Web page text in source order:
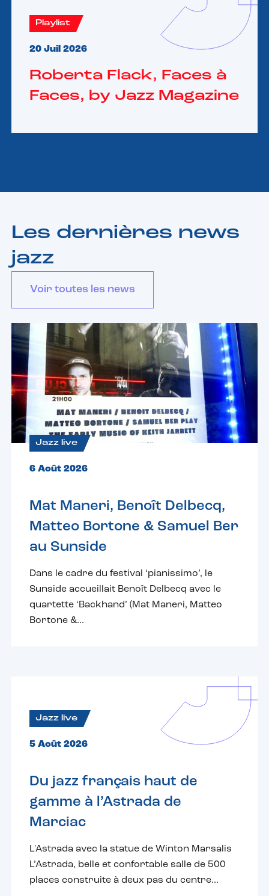
Playlist
20 Juil 2026
Roberta Flack, Faces à
Faces, by Jazz Magazine
Les dernières news
jazz
Voir toutes les news
Jazz live
6 Août 2026
Mat Maneri, Benoît Delbecq,
Matteo Bortone & Samuel Ber
au Sunside
Dans le cadre du festival ‘pianissimo’, le
Sunside accueillait Benoît Delbecq avec le
quartette ‘Backhand’ (Mat Maneri, Matteo
Bortone &...
Jazz live
5 Août 2026
Du jazz français haut de
gamme à l’Astrada de
Marciac
L'Astrada avec la statue de Winton Marsalis
L’Astrada, belle et confortable salle de 500
places construite à deux pas du centre...